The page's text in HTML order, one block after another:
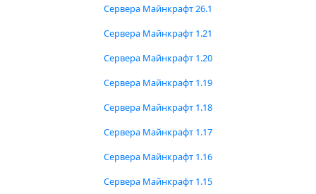
Сервера Майнкрафт 26.1
Сервера Майнкрафт 1.21
Сервера Майнкрафт 1.20
Сервера Майнкрафт 1.19
Сервера Майнкрафт 1.18
Сервера Майнкрафт 1.17
Сервера Майнкрафт 1.16
Сервера Майнкрафт 1.15